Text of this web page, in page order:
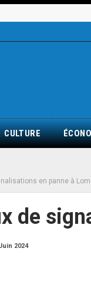
CULTURE
en panne à
de
2024